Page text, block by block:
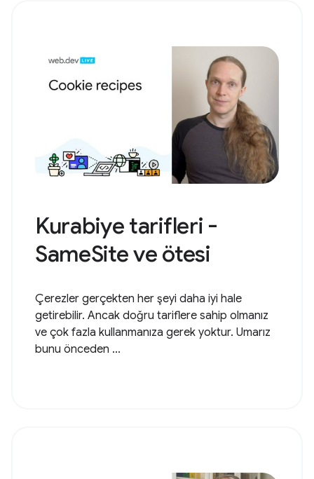
Kurabiye tarifleri -
SameSite ve ötesi
Çerezler gerçekten her şeyi daha iyi hale
getirebilir. Ancak doğru tariflere sahip olmanız
ve çok fazla kullanmanıza gerek yoktur. Umarız
bunu önceden ...